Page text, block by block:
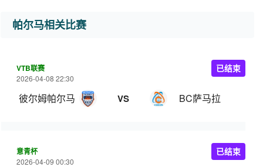
帕尔马相关比赛
VTB联赛
2026-04-08 22:30
彼尔姆帕尔马 VS BC萨马拉
已结束
意青杯
2026-04-09 00:30
已结束